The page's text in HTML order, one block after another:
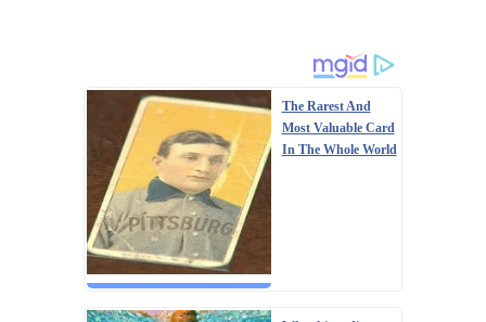
The Rarest And
Most Valuable Card
In The Whole World